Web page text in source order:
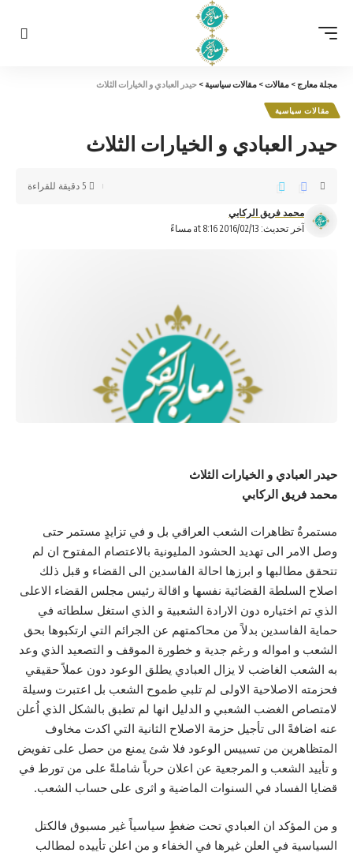
مجلة معارج> مقالات> مقالات سياسية> حيدر العبادي و الخيارات الثلاث
مقالات سياسية
حيدر العبادي و الخيارات الثلاث
آخر تحديث: 2016/02/13 at 8:16 مساءً
محمد فريق الركابي
5 دقيقة للقراءة
حيدر العبادي و الخيارات الثلاث
محمد فريق الركابي
مستمرةٌ تظاهرات الشعب العراقي بل و في تزايدٍ مستمر حتى
وصل الامر الى تهديد الحشود المليونية بالاعتصام المفتوح ان لم
تتحقق مطالبها و ابرزها احالة الفاسدين الى القضاء و قبل ذلك
اصلاح السلطة القضائية نفسها و اقالة رئيس مجلس القضاء الاعلى
الذي تم اختياره دون الارادة الشعبية و الذي استغل سلطاته في
حماية الفاسدين بدلاً من محاكمتهم عن الجرائم التي ارتكبوها بحق
الشعب و امواله و رغم جدية و خطورة الموقف و التصعيد الذي وعد
به الشعب الغاضب لا يزال العبادي يطلق الوعود دون عملاً حقيقي
فحزمته الاصلاحية الاولى لم تلبي طموح الشعب بل اعتبرت وسيلة
لامتصاص الغضب الشعبي و الدليل انها لم تطبق بالشكل الذي اُعلن
عنه اضافةً الى تأجيل حزمة الاصلاح الثانية التي اكدت مخاوف
المتظاهرين من تسييس الوعود فلا شئ يمنع من حصل على تفويض
و تأييد الشعب و المرجعية عن اعلان حرباً شاملةً على من تورط في
قضايا الفساد في السنوات الماضية و اثرى على حساب الشعب.
و من المؤكد ان العبادي تحت ضغطٍ سياسياً غير مسبوق فالكتل
السياسية في العلن غيرها في الخفاء و من اعلن تأييده لمطالب